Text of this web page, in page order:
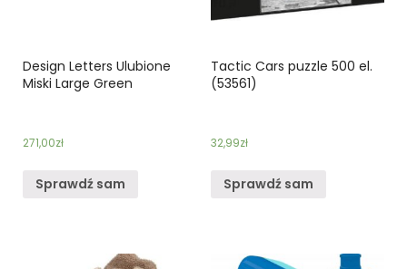
Design Letters Ulubione
Miski Large Green
271,00zł
Sprawdź sam
Tactic Cars puzzle 500 el.
(53561)
32,99zł
Sprawdź sam